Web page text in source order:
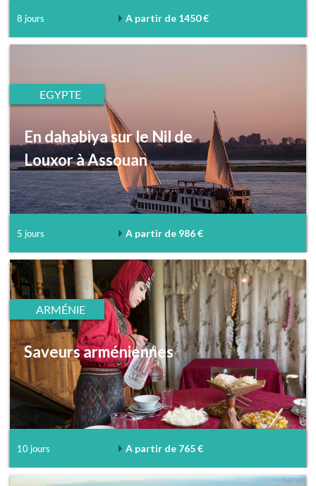
8 jours A partir de 1450 €
EGYPTE
En dahabiya sur le Nil de
Louxor à Assouan
5 jours A partir de 986 €
ARMÉNIE
Saveurs arméniennes
10 jours A partir de 765 €